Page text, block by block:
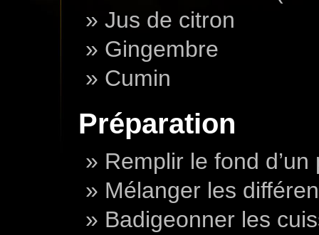
Jus de citron
Gingembre
Cumin
Préparation
Remplir le fond d’un
Mélanger les
Badigeonner les